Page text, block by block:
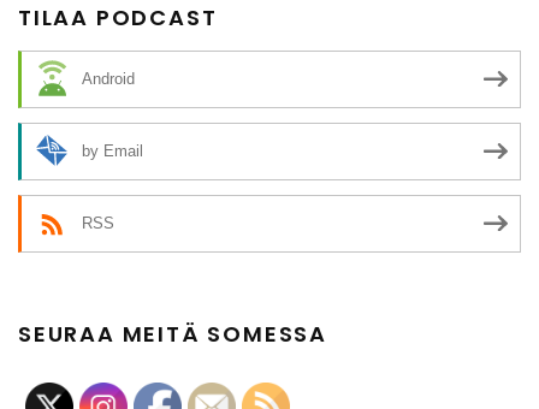
TILAA PODCAST
Android
by Email
RSS
SEURAA MEITÄ SOMESSA